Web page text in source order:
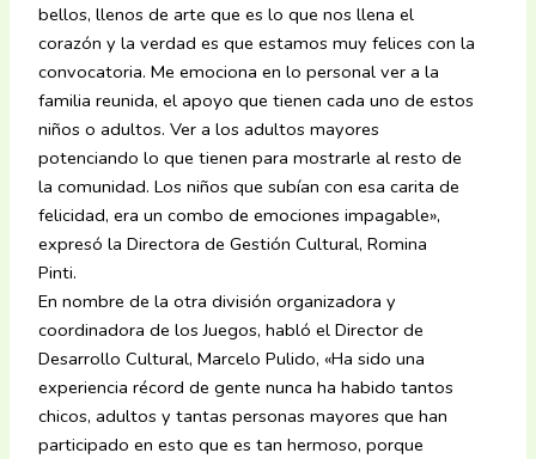
bellos, llenos de arte que es lo que nos llena el
corazón y la verdad es que estamos muy felices con la
convocatoria. Me emociona en lo personal ver a la
familia reunida, el apoyo que tienen cada uno de estos
niños o adultos. Ver a los adultos mayores
potenciando lo que tienen para mostrarle al resto de
la comunidad. Los niños que subían con esa carita de
felicidad, era un combo de emociones impagable»,
expresó la Directora de Gestión Cultural, Romina
Pinti.
En nombre de la otra división organizadora y
coordinadora de los Juegos, habló el Director de
Desarrollo Cultural, Marcelo Pulido, «Ha sido una
experiencia récord de gente nunca ha habido tantos
chicos, adultos y tantas personas mayores que han
participado en esto que es tan hermoso, porque